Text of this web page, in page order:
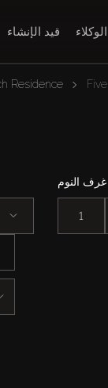
قيد الإنشاء الوكلاء
Residence
غرف النوم
1